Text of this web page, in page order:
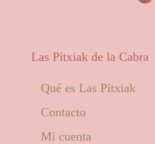
Las Pitxiak de la Cabra
Qué es Las Pitxiak
Contacto
Mi cuenta